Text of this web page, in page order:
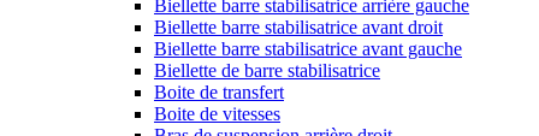
Biellette barre stabilisatrice arrière gauche
Biellette barre stabilisatrice avant droit
Biellette barre stabilisatrice avant gauche
Biellette de barre stabilisatrice
Boite de transfert
Boite de vitesses